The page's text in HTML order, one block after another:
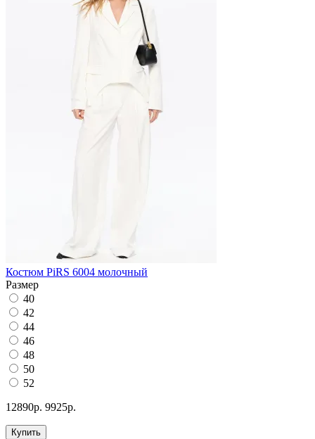
Костюм PiRS 6004 молочный
Размер
40
42
44
46
48
50
52
12890р. 9925р.
Купить